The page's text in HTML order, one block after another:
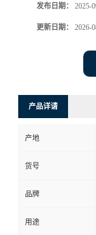
发布日期： 2025-
更新日期： 2026-
产品详请
产地
货号
品牌
用途